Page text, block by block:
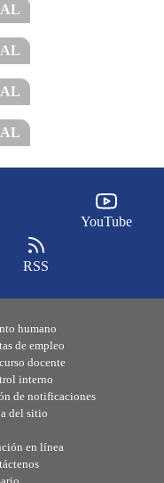
YouTube
RSS
humano
de empleo
docente
interno
de notificaciones
del sitio
en línea